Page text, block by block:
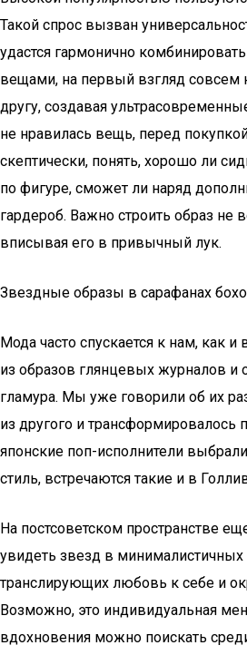
Такой спрос вызван
удастся гармонично
вещами, на первый взгляд совсем
другу, создавая
не нравилась вещь, перед
скептически, понять, хорошо ли
по фигуре, сможет ли наряд
гардероб. Важно строить образ не
вписывая его в привычный лук.
Звездные образы в сарафанах бохо
Мода часто спускается к нам, как и
из образов глянцевых журналов и
гламура. Мы уже говорили об их
из другого и трансформировалось
японские поп-исполнители
стиль, встречаются такие и в
На постсоветском пространстве
увидеть звезд в минималистичных
транслирующих любовь к себе и
Возможно, это индивидуальная
вдохновения можно поискать